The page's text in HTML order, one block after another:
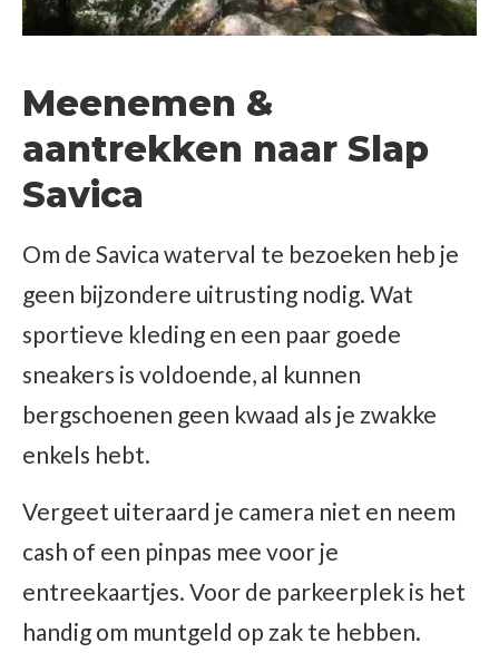
Meenemen &
aantrekken naar Slap
Savica
Om de Savica waterval te bezoeken heb je
geen bijzondere uitrusting nodig. Wat
sportieve kleding en een paar goede
sneakers is voldoende, al kunnen
bergschoenen geen kwaad als je zwakke
enkels hebt.
Vergeet uiteraard je camera niet en neem
cash of een pinpas mee voor je
entreekaartjes. Voor de parkeerplek is het
handig om muntgeld op zak te hebben.